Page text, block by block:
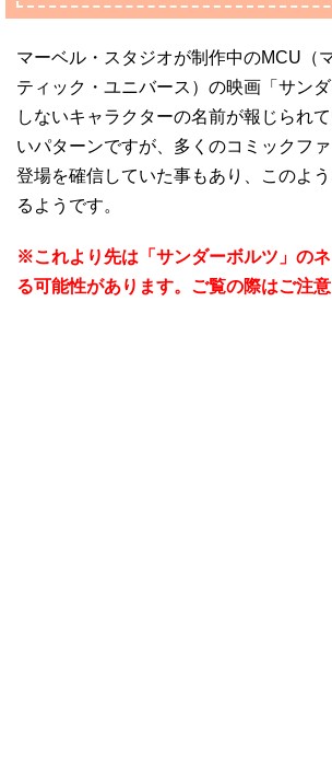
マーベル・スタジオが制作中のMCU（
ティック・ユニバース）の映画「サン
しないキャラクターの名前が報じられ
いパターンですが、多くのコミックフ
登場を確信していた事もあり、このよ
るようです。
※これより先は「サンダーボルツ」の
る可能性があります。ご覧の際はご注意